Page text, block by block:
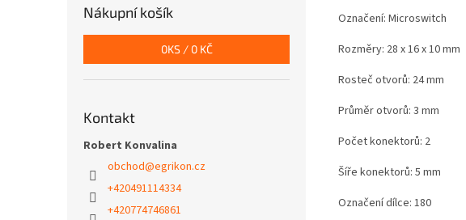
Nákupní košík
0KS / 0 KČ
Kontakt
Robert Konvalina
obchod@egrikon.cz
+420491114334
+420774746861
Označení: Microswitch
Rozměry: 28 x 16 x 10 mm
Rosteč otvorů: 24 mm
Průměr otvorů: 3 mm
Počet konektorů: 2
Šíře konektorů: 5 mm
Označení dílce: 180